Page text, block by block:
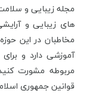
مجله زیبایی و
های زیبایی و
مخاطبان در این
آموزشی دارد و
مربوطه مشورت
قوانین جمهوری